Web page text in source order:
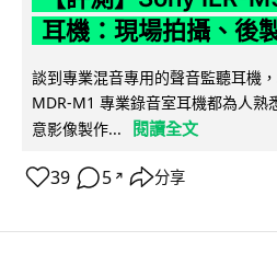
耳機：現場拍攝、後
談到專業混音專用的聲音監聽耳機
MDR-M1 專業錄音室耳機都為人熟
意影像製作...
閱讀全文
39 5 ↗ 分享